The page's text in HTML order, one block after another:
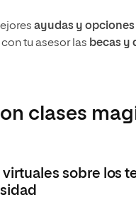
ayudas y
tu asesor las becas y
clases
sobre los